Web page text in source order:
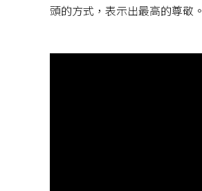
頭的方式，表示出最高的尊敬。